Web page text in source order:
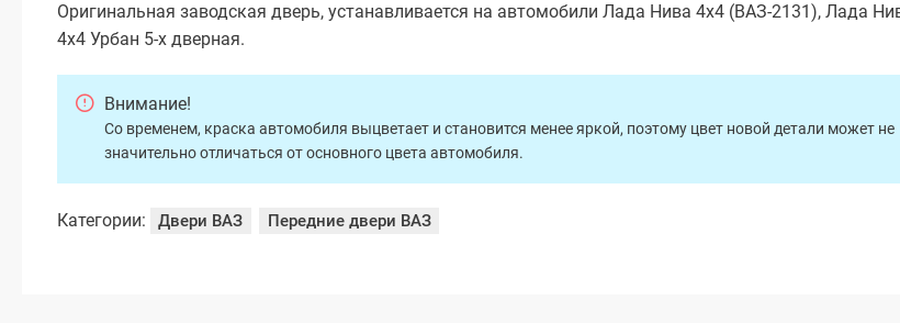
Оригинальная заводская дверь, устанавливается на автомобили Лада Нива 4х4 (ВАЗ-2131), Лада
4х4 Урбан 5-х дверная.
Внимание!
Со временем, краска автомобиля выцветает и становится менее яркой, поэтому цвет новой детали может не
значительно отличаться от основного цвета автомобиля.
Категории: Двери ВАЗ Передние двери ВАЗ